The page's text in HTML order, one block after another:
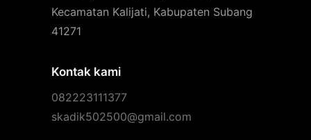
Kecamatan Kalijati, Kabupaten Subang
41271
Kontak kami
082223111377
skadik502500@gmail.com